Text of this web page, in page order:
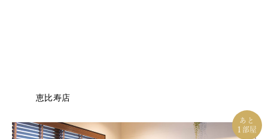
恵比寿店
あと
1 部屋